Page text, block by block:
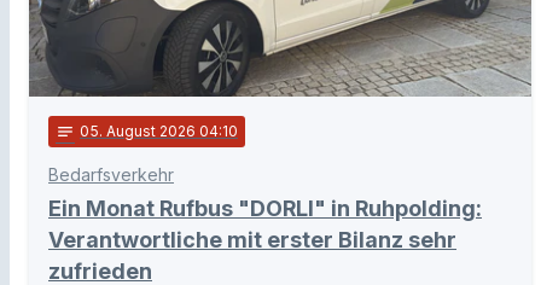
notes 05. August 2026 04:10
Bedarfsverkehr
Ein Monat Rufbus "DORLI" in Ruhpolding:
Verantwortliche mit erster Bilanz sehr
zufrieden